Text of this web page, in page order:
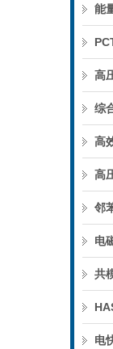
能
高
综
高
高
邻
电
共
电